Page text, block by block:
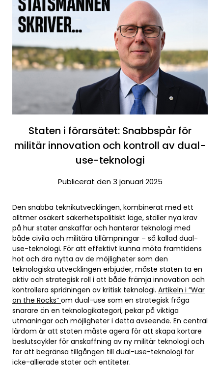
Staten i förarsätet: Snabbspår för
militär innovation och kontroll av dual-
use-teknologi
Publicerat den 3 januari 2025
Den snabba teknikutvecklingen, kombinerat med ett
alltmer osäkert säkerhetspolitiskt läge, ställer nya krav
på hur stater anskaffar och hanterar teknologi med
både civila och militära tillämpningar – så kallad dual-
use-teknologi. För att effektivt kunna möta framtidens
hot och dra nytta av de möjligheter som den
teknologiska utvecklingen erbjuder, måste staten ta en
aktiv och strategisk roll i att både främja innovation och
kontrollera spridningen av kritisk teknologi. Artikeln i ”War
on the Rocks” om dual-use som en strategisk fråga
snarare än en teknologikategori, pekar på viktiga
utmaningar och möjligheter i detta avseende. En central
lärdom är att staten måste agera för att skapa kortare
beslutscykler för anskaffning av ny militär teknologi och
för att begränsa tillgången till dual-use-teknologi för
icke-allierade stater och entiteter.